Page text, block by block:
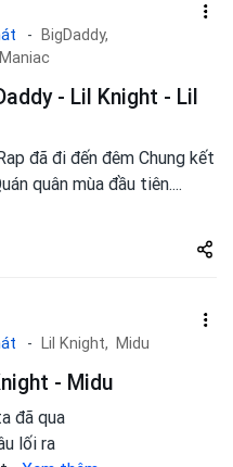
BigDaddy,
- Lil Knight - Lil
đã đi đến đêm Chung kết
quân mùa đầu tiên....
Share
zuto.vn
Lil Knight, Midu
- Midu
đã qua
lối ra